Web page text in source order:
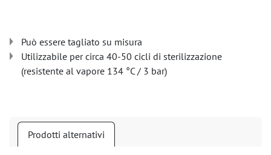
Può essere tagliato su misura
Utilizzabile per circa 40-50 cicli di sterilizzazione
(resistente al vapore 134 °C / 3 bar)
Prodotti alternativi